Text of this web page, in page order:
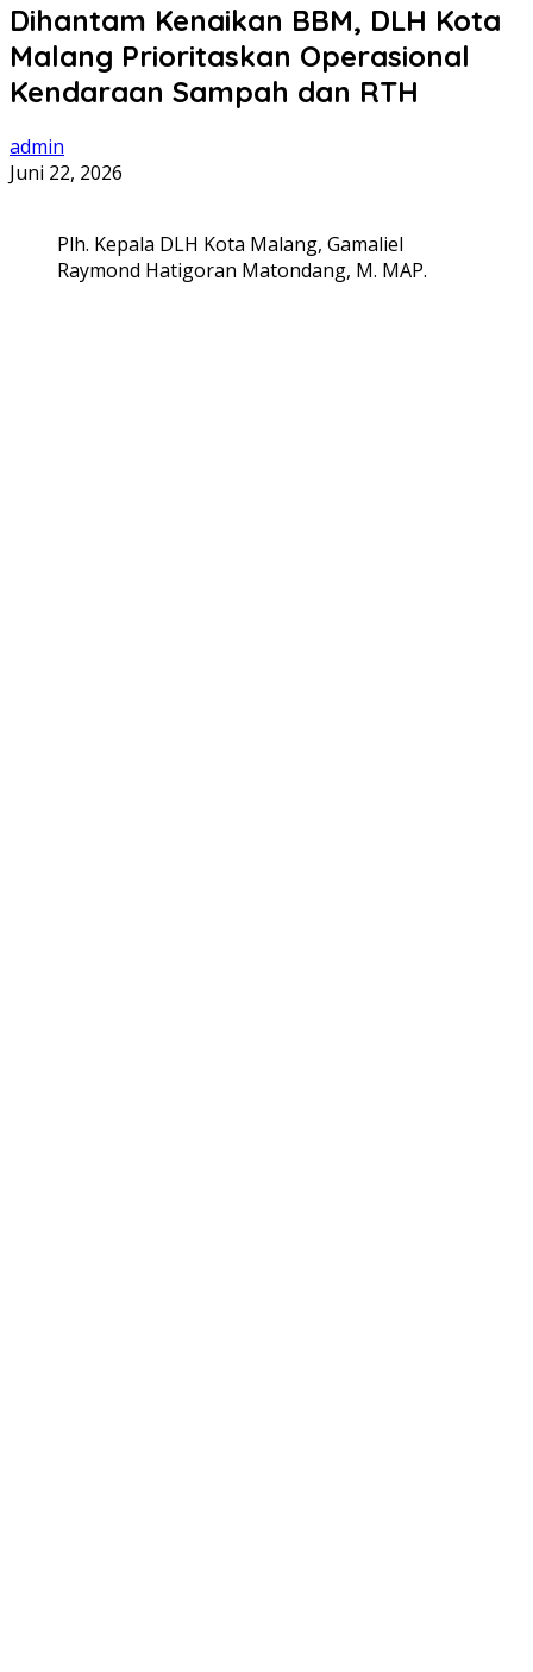
Dihantam Kenaikan BBM, DLH Kota
Malang Prioritaskan Operasional
Kendaraan Sampah dan RTH
admin
Juni 22, 2026
Plh. Kepala DLH Kota Malang, Gamaliel
Raymond Hatigoran Matondang, M. MAP.